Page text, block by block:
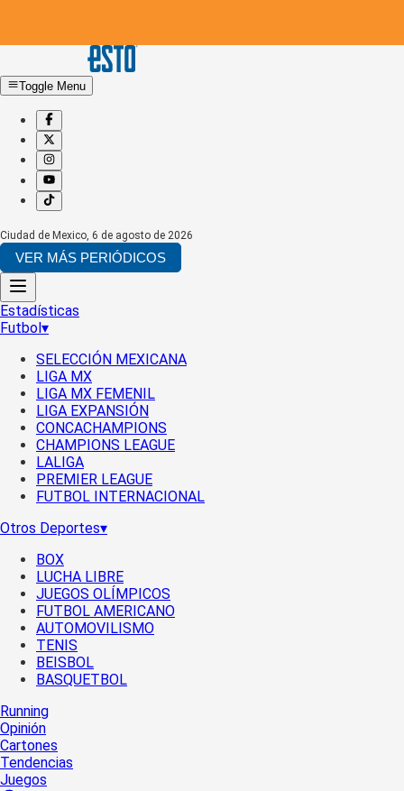
Toggle Menu
Ciudad de Mexico, 6 de agosto de 2026
VER MÁS PERIÓDICOS
Estadísticas
Futbol▾
SELECCIÓN MEXICANA
LIGA MX
LIGA MX FEMENIL
LIGA EXPANSIÓN
CONCACHAMPIONS
CHAMPIONS LEAGUE
LALIGA
PREMIER LEAGUE
FUTBOL INTERNACIONAL
Otros Deportes▾
BOX
LUCHA LIBRE
JUEGOS OLÍMPICOS
FUTBOL AMERICANO
AUTOMOVILISMO
TENIS
BEISBOL
BASQUETBOL
Running
Opinión
Cartones
Tendencias
Juegos